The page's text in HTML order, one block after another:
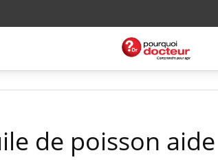
de poisson